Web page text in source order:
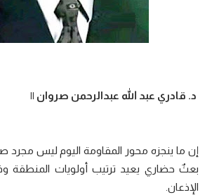
د. قادري عبد الله عبدالرحمن صروان ||
​إن ما ينجزه محور المقاومة اليوم ليس
بعثٌ حضاري يعيد ترتيب أولويات المنطقة
الإذعان.